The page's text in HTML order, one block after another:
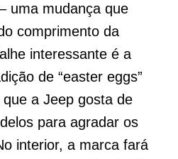
uma mudança que
comprimento da
interessante é a
de “easter eggs”
a Jeep gosta de
para agradar os
interior, a marca fará